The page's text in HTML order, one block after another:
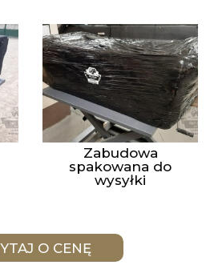
Zabudowa
spakowana do
wysyłki